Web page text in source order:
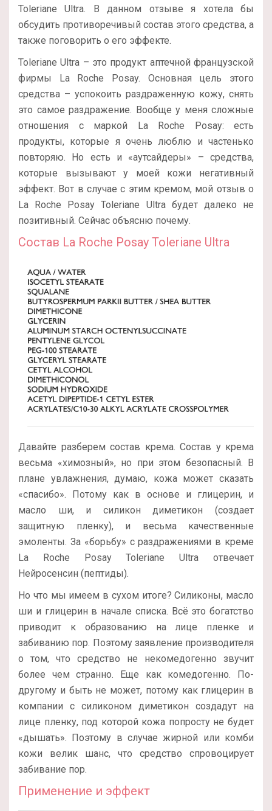
Toleriane Ultra. В данном отзыве я хотела бы
обсудить противоречивый состав этого средства, а
также поговорить о его эффекте.
Toleriane Ultra – это продукт аптечной французской
фирмы La Roche Posay. Основная цель этого
средства – успокоить раздраженную кожу, снять
это самое раздражение. Вообще у меня сложные
отношения с маркой La Roche Posay: есть
продукты, которые я очень люблю и частенько
повторяю. Но есть и «аутсайдеры» – средства,
которые вызывают у моей кожи негативный
эффект. Вот в случае с этим кремом, мой отзыв о
La Roche Posay Toleriane Ultra будет далеко не
позитивный. Сейчас объясню почему.
Состав La Roche Posay Toleriane Ultra
Давайте разберем состав крема. Состав у крема
весьма «химозный», но при этом безопасный. В
плане увлажнения, думаю, кожа может сказать
«спасибо». Потому как в основе и глицерин, и
масло ши, и силикон диметикон (создает
защитную пленку), и весьма качественные
эмоленты. За «борьбу» с раздражениями в креме
La Roche Posay Toleriane Ultra отвечает
Нейросенсин (пептиды).
Но что мы имеем в сухом итоге? Силиконы, масло
ши и глицерин в начале списка. Всё это богатство
приводит к образованию на лице пленке и
забиванию пор. Поэтому заявление производителя
о том, что средство не некомедогенно звучит
более чем странно. Еще как комедогенно. По-
другому и быть не может, потому как глицерин в
компании с силиконом диметикон создадут на
лице пленку, под которой кожа попросту не будет
«дышать». Поэтому в случае жирной или комби
кожи велик шанс, что средство спровоцирует
забивание пор.
Применение и эффект